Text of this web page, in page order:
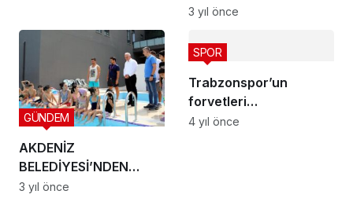
KAYRAKKEŞLİ’DE
3 yıl önce
AKDENİZ
BELEDİYESİ’NDEN
ÇOCUKLARA 5 FARKLI
GÜNDEM
3 yıl önce
Trabzonspor’un
forvetleri
paylaşılamıyor!
SPOR
4 yıl önce